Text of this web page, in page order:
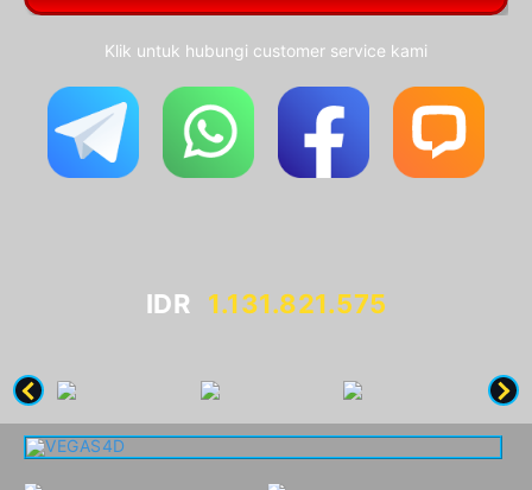
Klik untuk hubungi customer service kami
IDR 1.131.830.924